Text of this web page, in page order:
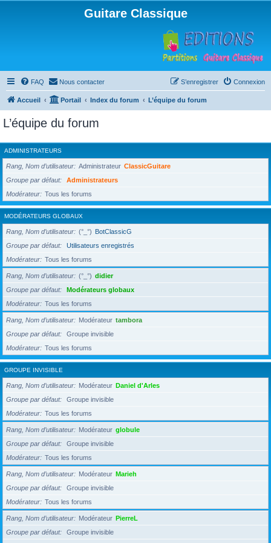
Guitare Classique
FAQ Nous contacter Connexion
S’enregistrer
Accueil Portail Index du forum L’équipe du forum
L’équipe du forum
ADMINISTRATEURS
Rang, Nom d’utilisateur Administrateur ClassicGuitare
Groupe par défaut
Administrateurs
Modérateur
Tous les forums
MODÉRATEURS GLOBAUX
Rang, Nom d’utilisateur (°_°) BotClassicG
Groupe par défaut
Utilisateurs enregistrés
Modérateur
Tous les forums
Rang, Nom d’utilisateur (°_°) didier
Groupe par défaut
Modérateurs globaux
Modérateur
Tous les forums
Rang, Nom d’utilisateur Modérateur tambora
Groupe par défaut
Groupe invisible
Modérateur
Tous les forums
GROUPE INVISIBLE
Rang, Nom d’utilisateur Modérateur Daniel d'Arles
Groupe par défaut
Groupe invisible
Modérateur
Tous les forums
Rang, Nom d’utilisateur Modérateur globule
Groupe par défaut
Groupe invisible
Modérateur
Tous les forums
Rang, Nom d’utilisateur Modérateur Marieh
Groupe par défaut
Groupe invisible
Modérateur
Tous les forums
Rang, Nom d’utilisateur Modérateur PierreL
Groupe par défaut
Groupe invisible